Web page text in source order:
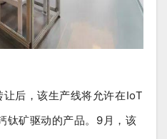
后，该生产线将允许在IoT
钛矿驱动的产品。9月，该